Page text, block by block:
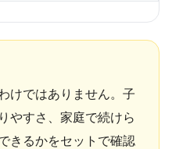
けではありません。子
やすさ、家庭で続けら
きるかをセットで確認